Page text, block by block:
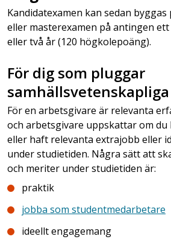
Kandidatexamen kan sedan
eller masterexamen på antingen
eller två år (120 högkolepoäng).
För dig som pluggar
För en arbetsgivare är relevanta
och arbetsgivare uppskattar om
eller haft relevanta extrajobb eller
under studietiden. Några sätt att
och meriter under studietiden är:
praktik
jobba som studentmedarbetare
ideellt engagemang